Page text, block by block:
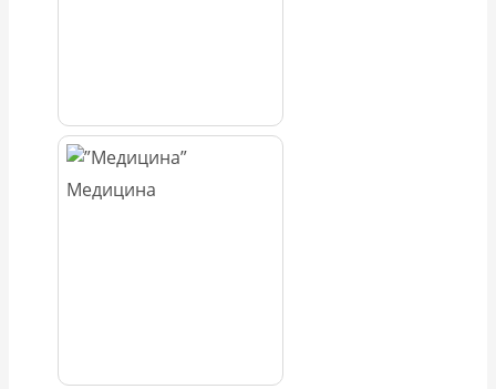
Медицина